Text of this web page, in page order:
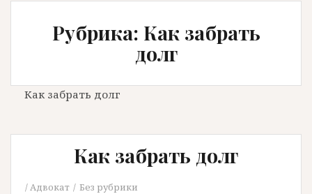
Рубрика: Как забрать
долг
Как забрать долг
Как забрать долг
Адвокат Без рубрики